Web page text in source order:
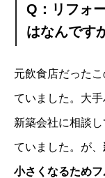
Q：リフォ
はなんです
元飲食店だった
ていました。大
新築会社に相談
ていました。が、
小さくなるため